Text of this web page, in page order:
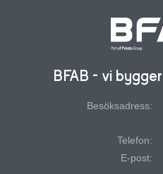
BFAB - vi
Besöksadress:
Telefon:
E-post: